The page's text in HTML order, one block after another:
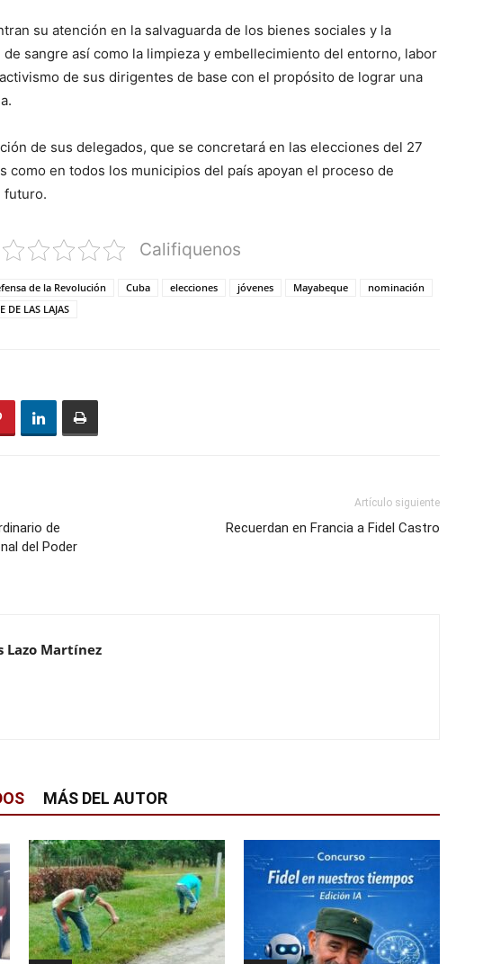
su atención en la salvaguarda de los bienes sociales y la
sangre así como la limpieza y embellecimiento del entorno, labor
de sus dirigentes de base con el propósito de lograr una
de sus delegados, que se concretará en las elecciones del 27
como en todos los municipios del país apoyan el proceso de
futuro.
Califiquenos
de la Revolución Cuba elecciones jóvenes Mayabeque
nominación
DE LAS LAJAS
de
del Poder
Artículo siguiente
Recuerdan en Francia a Fidel Castro
Lazo Martínez
MÁS DEL AUTOR